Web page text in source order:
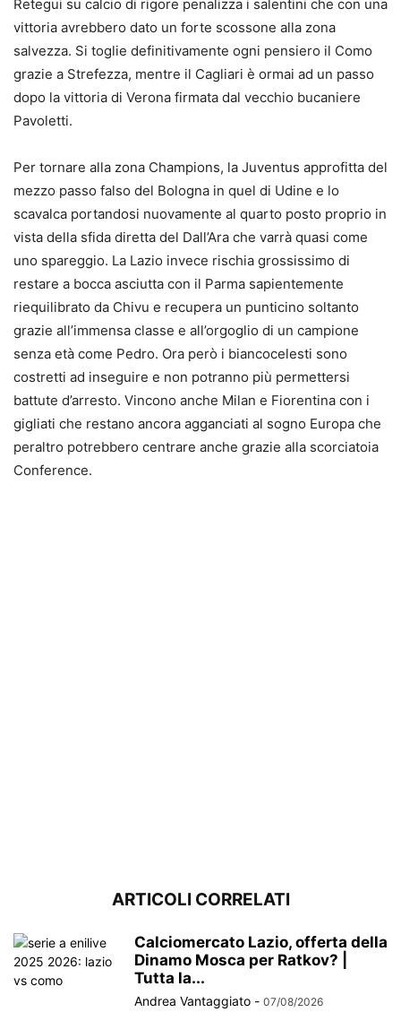
Retegui su calcio di rigore penalizza i salentini che con una
vittoria avrebbero dato un forte scossone alla zona
salvezza. Si toglie definitivamente ogni pensiero il Como
grazie a Strefezza, mentre il Cagliari è ormai ad un passo
dopo la vittoria di Verona firmata dal vecchio bucaniere
Pavoletti.
Per tornare alla zona Champions, la Juventus approfitta del
mezzo passo falso del Bologna in quel di Udine e lo
scavalca portandosi nuovamente al quarto posto proprio in
vista della sfida diretta del Dall’Ara che varrà quasi come
uno spareggio. La Lazio invece rischia grossissimo di
restare a bocca asciutta con il Parma sapientemente
riequilibrato da Chivu e recupera un punticino soltanto
grazie all’immensa classe e all’orgoglio di un campione
senza età come Pedro. Ora però i biancocelesti sono
costretti ad inseguire e non potranno più permettersi
battute d’arresto. Vincono anche Milan e Fiorentina con i
gigliati che restano ancora agganciati al sogno Europa che
peraltro potrebbero centrare anche grazie alla scorciatoia
Conference.
ARTICOLI CORRELATI
Calciomercato Lazio, offerta della
Dinamo Mosca per Ratkov? |
Tutta la...
Andrea Vantaggiato - 07/08/2026